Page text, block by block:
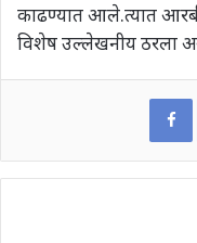
काढण्यात आले.त्यात
विशेष उल्लेखनीय ठरला